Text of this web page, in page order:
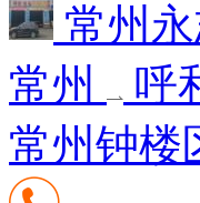
常州
常州
呼
常州钟楼